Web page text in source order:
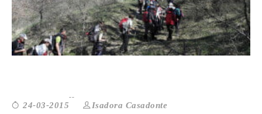
TUTTI UNITI PER IL SENTIERO EUROPEO
24-03-2015 Isadora Casadonte